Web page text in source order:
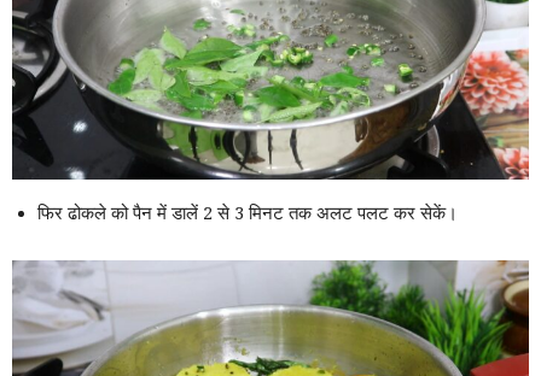
फिर ढोकले को पैन में डालें 2 से 3 मिनट तक अलट पलट कर सेकें।